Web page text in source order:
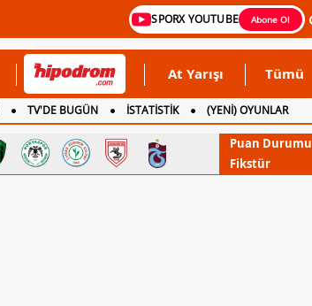
SPORX YOUTUBE Abone Ol
At Yarışı Tümü
TV'DE BUGÜN İSTATİSTİK
(YENİ) OYUNLAR
Puan Durumu
Fikstür